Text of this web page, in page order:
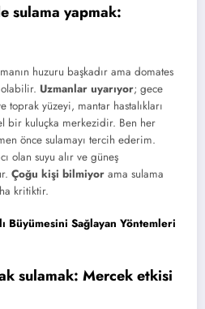
sulama yapmak:
huzuru başkadır ama domates
Uzmanlar uyarıyor; gece
toprak yüzeyi, mantar hastalıkları
bir kuluçka merkezidir. Ben her
önce sulamayı tercih ederim.
olan suyu alır ve güneş
Çoğu kişi bilmiyor ama sulama
kritiktir.
Büyümesini Sağlayan Yöntemleri
sulamak: Mercek etkisi